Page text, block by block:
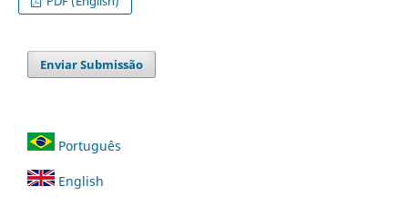
Enviar Submissão
Português
English